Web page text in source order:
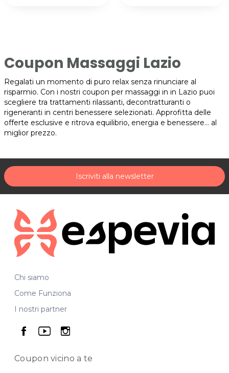
Coupon Massaggi Lazio
Regalati un momento di puro relax senza rinunciare al
risparmio. Con i nostri coupon per massaggi in in Lazio puoi
scegliere tra trattamenti rilassanti, decontratturanti o
rigeneranti in centri benessere selezionati. Approfitta delle
offerte esclusive e ritrova equilibrio, energia e benessere… al
miglior prezzo.
Iscriviti alla newsletter
Chi siamo
Come Funziona
I nostri partner
seguici su facebook
seguici su youtube
seguici su instagram
Coupon vicinoa te